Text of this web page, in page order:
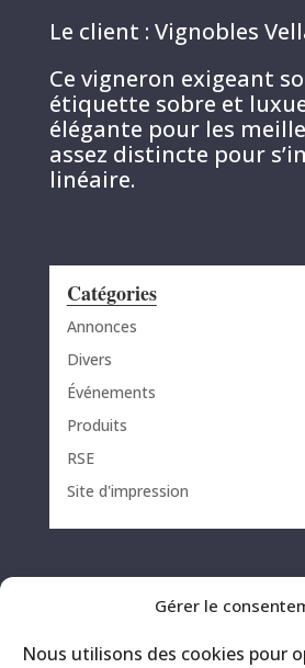
Gérer le
Nous utilisons des cookies pour
Le client : Vignobles
Ce vigneron exigeant
étiquette sobre et
élégante pour les
assez distincte pour
linéaire.
Catégories
Annonces
Divers
Événements
Produits
RSE
Site d'impression